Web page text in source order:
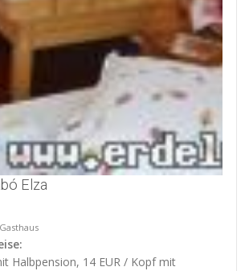
Elza
Halbpension, 14 EUR / Kopf mit